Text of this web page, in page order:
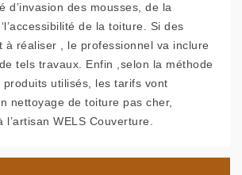
d’invasion des mousses, de la
de la toiture. Si des
à réaliser , le professionnel va inclure
tels travaux. Enfin ,selon la méthode
utilisés, les tarifs vont
nettoyage de toiture pas cher,
WELS Couverture.